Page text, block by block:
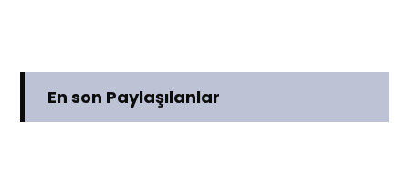
En son Paylaşılanlar